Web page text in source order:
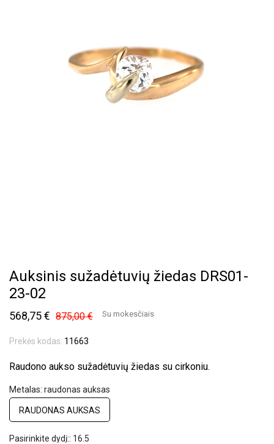
Auksinis sužadėtuvių žiedas DRS01-
23-02
568,75 € 875,00 € Su mokesčiais
Prekės kodas: 11663
Raudono aukso sužadėtuvių žiedas su cirkoniu.
Metalas: raudonas auksas
RAUDONAS AUKSAS
Pasirinkite dydį:: 16.5